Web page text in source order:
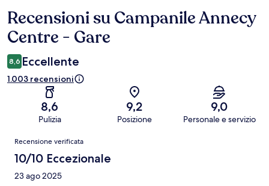
Recensioni
Recensioni su Campanile Annecy
Centre - Gare
8,6 Eccellente
1.003 recensioni
8,6
Pulizia
9,2
Posizione
9,0
Personale e servizio
Recensioni
Recensione verificata
10/10 Eccezionale
23 ago 2025